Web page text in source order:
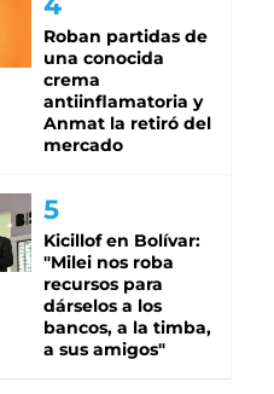
Roban partidas de
una conocida
crema
antiinflamatoria y
Anmat la retiró del
mercado
Kicillof en Bolívar:
"Milei nos roba
recursos para
dárselos a los
bancos, a la timba,
a sus amigos"